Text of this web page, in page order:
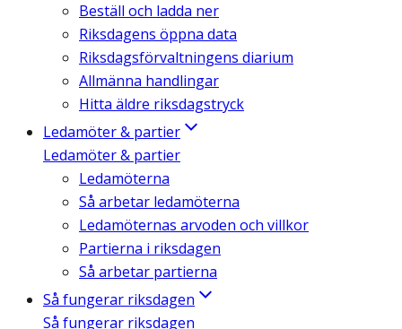
Beställ och ladda ner
Riksdagens öppna data
Riksdagsförvaltningens diarium
Allmänna handlingar
Hitta äldre riksdagstryck
Ledamöter & partier
Ledamöter & partier
Ledamöterna
Så arbetar ledamöterna
Ledamöternas arvoden och villkor
Partierna i riksdagen
Så arbetar partierna
Så fungerar riksdagen
Så fungerar riksdagen